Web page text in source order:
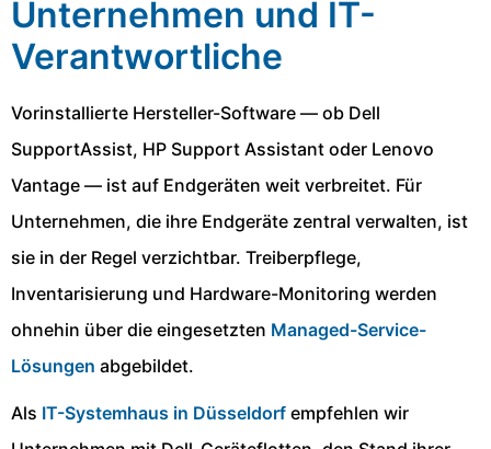
Unternehmen und IT-
Verantwortliche
Vorinstallierte Hersteller-Software — ob Dell
SupportAssist, HP Support Assistant oder Lenovo
Vantage — ist auf Endgeräten weit verbreitet. Für
Unternehmen, die ihre Endgeräte zentral verwalten, ist
sie in der Regel verzichtbar. Treiberpflege,
Inventarisierung und Hardware-Monitoring werden
ohnehin über die eingesetzten Managed-Service-
Lösungen abgebildet.
Als IT-Systemhaus in Düsseldorf empfehlen wir